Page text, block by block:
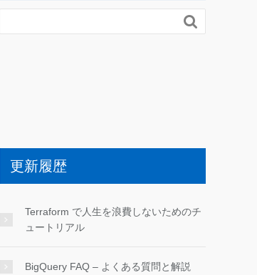

更新履歴
Terraform で人生を浪費しないためのチ
ュートリアル
BigQuery FAQ – よくある質問と解説